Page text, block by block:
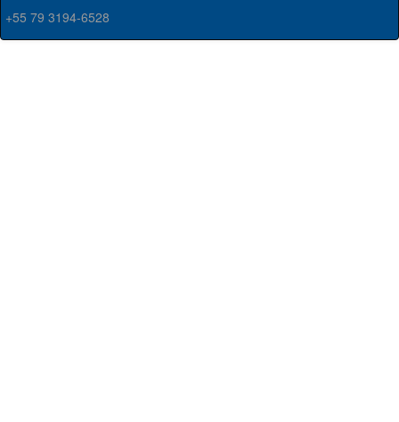
+55 79 3194-6528